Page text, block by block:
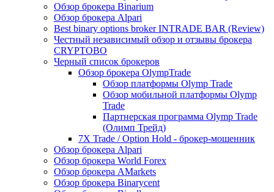
Обзор брокера Binarium
Обзор брокера Alpari
Best binary options broker INTRADE BAR (Review)
Честный независимый обзор и отзывы брокера
CRYPTOBO
Черный список брокеров
Обзор брокера OlympTrade
Обзор платформы Olymp Trade
Обзор мобильной платформы Olymp
Trade
Партнерская программа Olymp Trade
(Олимп Трейд)
7X Trade / Option Hold - брокер-мошенник
Обзор брокера Alpari
Обзор брокера World Forex
Обзор брокера AMarkets
Обзор брокера Binarycent